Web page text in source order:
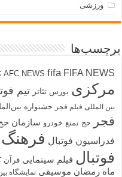
ورزشی
برچسب‌ها
AFC NEWS fifa FIFA NEWS
مرکزی بورس تئاتر تیم
بین المللی فیلم فجر جشنواره
فجر
حج تمتع خودرو سازمان
فدراسیون فوتبال
فوتبال فیلم سینمایی قرآن
ماه رمضان موسیقی نمایشگاه